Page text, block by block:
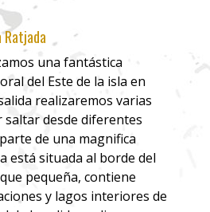
Ratjada
una fantástica
del Este de la isla en
realizaremos varias
saltar desde diferentes
de una magnifica
está situada al borde del
pequeña, contiene
y lagos interiores de